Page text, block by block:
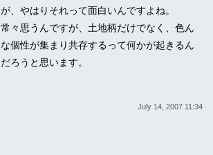
が、やはりそれって面白いんですよね。
常々思うんですが、土地柄だけでなく、色ん
な個性が集まり共存するって何かが起きるん
だろうと思います。
July 14, 2007 11:34